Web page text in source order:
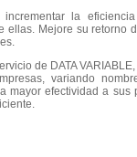
la
ellas. Mejore su retorno
de DATA
variando
mayor efectividad a sus